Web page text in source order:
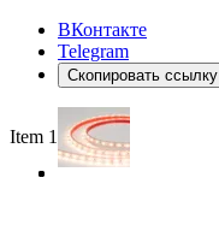
ВКонтакте
Telegram
Скопировать ссылку
Item 1 of 3